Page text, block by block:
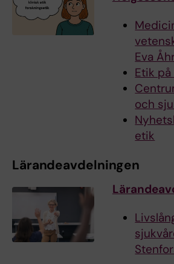
Eva
Etik på
och
etik
Lärandeavdelningen